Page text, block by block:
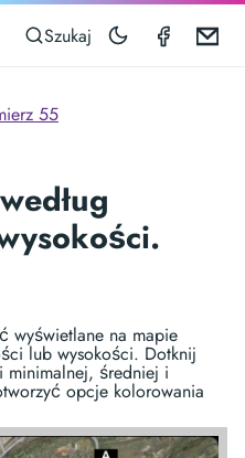
Szukaj
55
wyświetlane na mapie
lub wysokości. Dotknij
minimalnej, średniej i
opcje kolorowania